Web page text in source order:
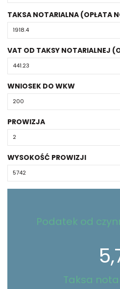
TAKSA NOTARIALNA (OPŁATA
VAT OD TAKSY NOTARIALNEJ
WNIOSEK DO WKW
PROWIZJA
WYSOKOŚĆ PROWIZJI
Podatek od
Taksa